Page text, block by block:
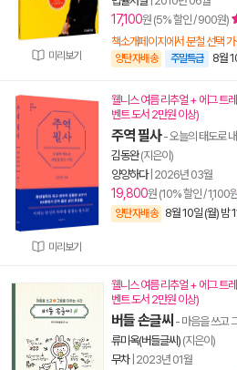
미리보기
17,100원 (5% 할인 / 900원)
책소개페이지에서 분철 선택
양탄자배송 주말특급 8월
미리보기
웰니스 여름 리추얼 + 에그 트
벤트 도서 2만원 이상)
주역 필사- 오늘의 태도로
김동완(지은이)
양양하다| 2026년 03월
19,800원 (10% 할인 / 1,100
양탄자배송 8월 10일 (월) 밤
웰니스 여름 리추얼 + 에그 트
벤트 도서 2만원 이상)
버들 손글씨 - 마음을 쓰고
류미옥(버들글씨) (지은이)
무차| 2023년 01월